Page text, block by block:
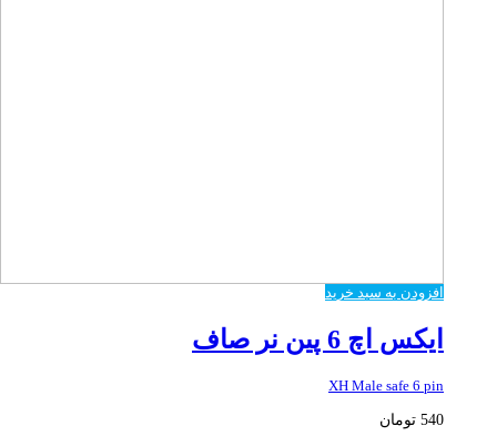
افزودن به سبد خرید
ایکس اچ 6 پین نر صاف
XH Male safe 6 pin
540 تومان